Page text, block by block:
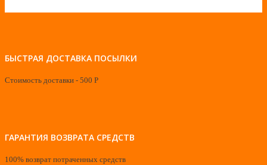
БЫСТРАЯ ДОСТАВКА ПОСЫЛКИ
Стоимость доставки - 500 Р
ГАРАНТИЯ ВОЗВРАТА СРЕДСТВ
100% возврат потраченных средств